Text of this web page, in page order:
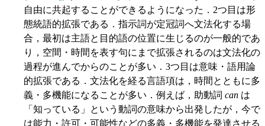
自由に共起することができるようになった．2つ目は形
態統語的拡張である．指示詞が定冠詞へ文法化する場
合，最初は主語と目的語の位置に生じるのが一般的であ
り，空間・時間を表す句にまで拡張されるのは文法化の
過程が進んでからのことが多い．3つ目は意味・語用論
的拡張である．文法化を経る言語項は，時間とともに多
義・多機能になることが多い．例えば，助動詞 can は
「知っている」という動詞の意味から出発したが，今で
は能力・許可・可能性などの多義・多機能を発達させる